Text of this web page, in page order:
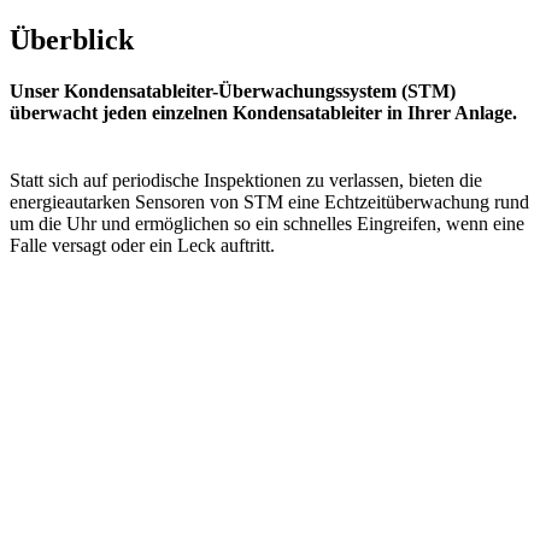
Überblick
Unser Kondensatableiter-Überwachungssystem (STM)
überwacht jeden einzelnen Kondensatableiter in Ihrer Anlage.
Statt sich auf periodische Inspektionen zu verlassen, bieten die
energieautarken Sensoren von STM eine Echtzeitüberwachung rund
um die Uhr und ermöglichen so ein schnelles Eingreifen, wenn eine
Falle versagt oder ein Leck auftritt.